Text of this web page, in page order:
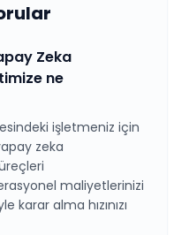
Zeka
ne
işletmeniz için
zeka
maliyetlerinizi
karar alma hızınızı